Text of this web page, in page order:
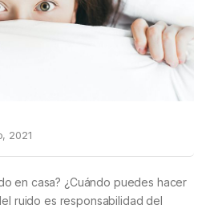
2021
en casa? ¿Cuándo puedes hacer
ruido es responsabilidad del